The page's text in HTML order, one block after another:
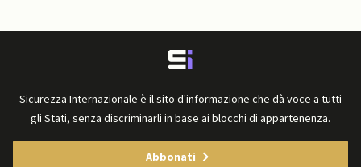
Sicurezza Internazionale è il sito d'informazione che dà voce a tutti
gli Stati, senza discriminarli in base ai blocchi di appartenenza.
Abbonati